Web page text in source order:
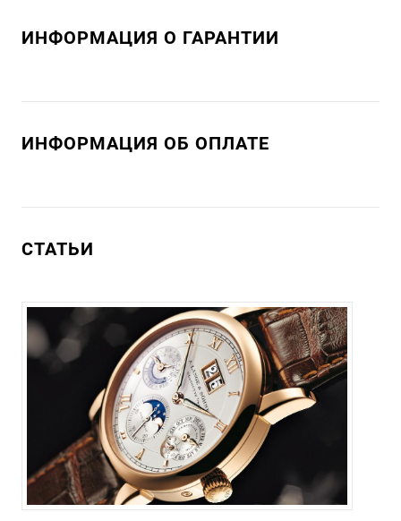
ИНФОРМАЦИЯ О ГАРАНТИИ
ИНФОРМАЦИЯ ОБ ОПЛАТЕ
СТАТЬИ